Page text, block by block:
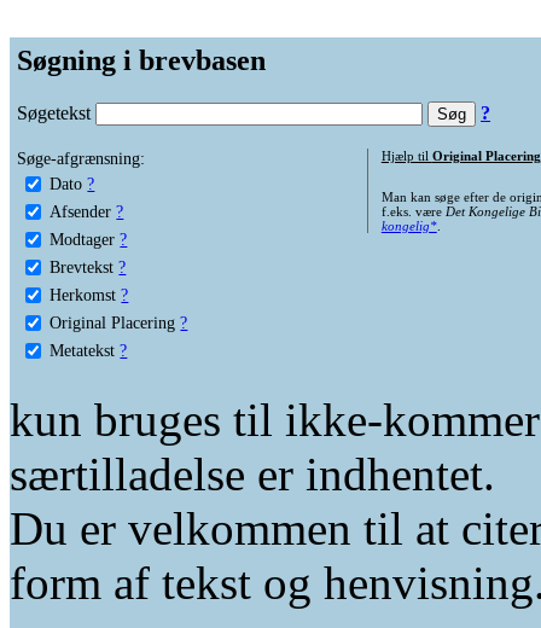
Søgning i brevbasen
Søgetekst ?
Søge-afgrænsning:
Dato ?
Afsender ?
Modtager ?
Brevtekst ?
Herkomst ?
Original Placering ?
Metatekst ?
Hjælp til Original Placering
Man kan søge efter de
f.eks. være Det Kongelige
kongelig*.
kun bruges til ikke-
særtilladelse er indhentet.
Du er velkommen til at
form af tekst og